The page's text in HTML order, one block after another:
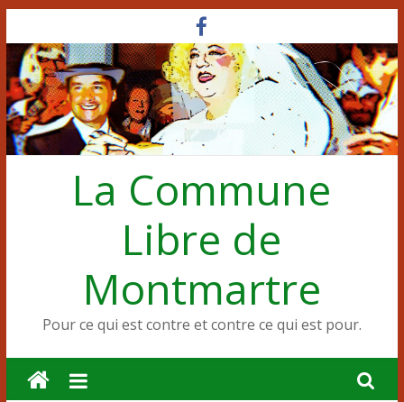
au
contenu
La Commune
Libre de
Montmartre
Pour ce qui est contre et contre ce qui est pour.